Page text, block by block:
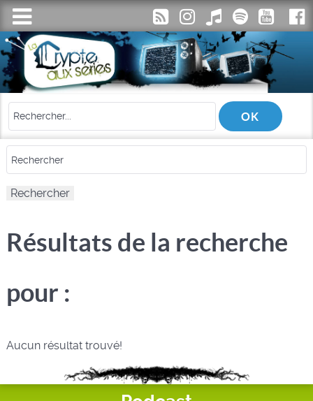
Résultats de la recherche
pour :
Aucun résultat trouvé!